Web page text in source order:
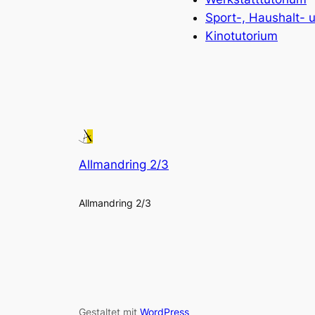
Sport-, Haushalt-
Kinotutorium
Allmandring 2/3
Allmandring 2/3
Gestaltet mit WordPress